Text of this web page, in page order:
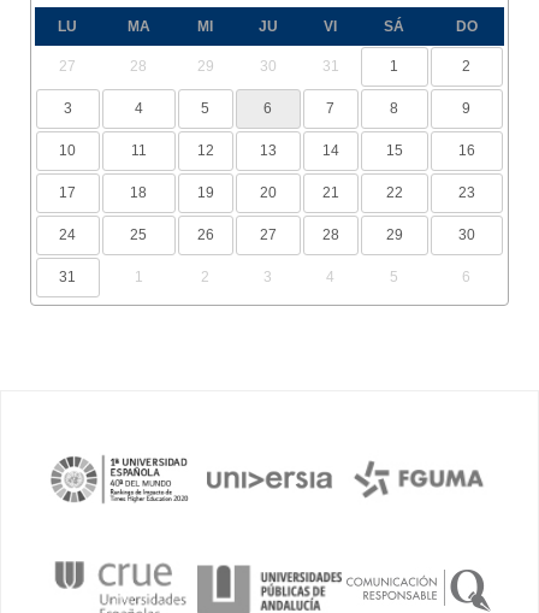
LU MA MI JU VI SÁ DO
27 28 29 30 31 1 2
3 4 5 6 7 8 9
10 11 12 13 14 15 16
17 18 19 20 21 22 23
24 25 26 27 28 29 30
31 1 2 3 4 5 6